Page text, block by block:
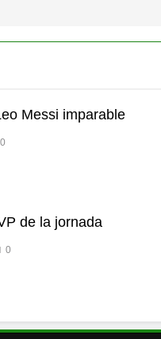
Messi imparable
0
de la jornada
0